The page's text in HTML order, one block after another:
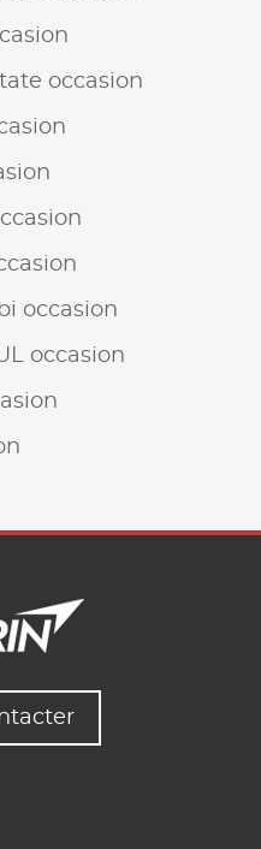
occasion
occasion
occasion